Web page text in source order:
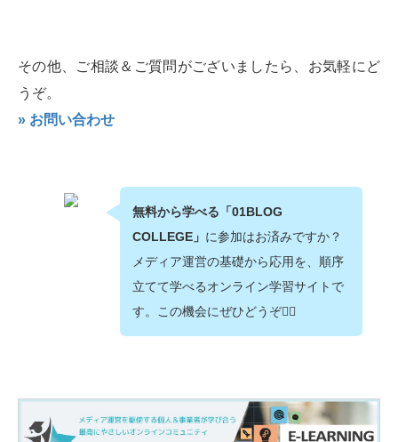
その他、ご相談＆ご質問がございましたら、お気軽にど
うぞ。
» お問い合わせ
無料から学べる「01BLOG
COLLEGE」 に参加はお済みですか？
メディア運営の基礎から応用を、順序
立てて学べるオンライン学習サイトで
す。この機会にぜひどうぞ💁‍♂️